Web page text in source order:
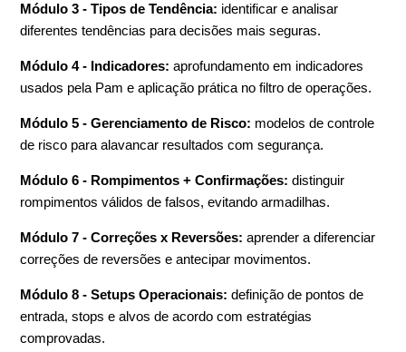
Módulo 3 - Tipos de Tendência: identificar e analisar
diferentes tendências para decisões mais seguras.
Módulo 4 - Indicadores:aprofundamento em indicadores
usados pela Pam e aplicação prática no filtro de operações.
Módulo 5 - Gerenciamento de Risco: modelos de controle
de risco para alavancar resultados com segurança.
Módulo 6 - Rompimentos + Confirmações: distinguir
rompimentos válidos de falsos, evitando armadilhas.
Módulo 7 - Correções x Reversões:aprender a diferenciar
correções de reversões e antecipar movimentos.
Módulo 8 - Setups Operacionais:definição de pontos de
entrada, stops e alvos de acordo com estratégias
comprovadas.